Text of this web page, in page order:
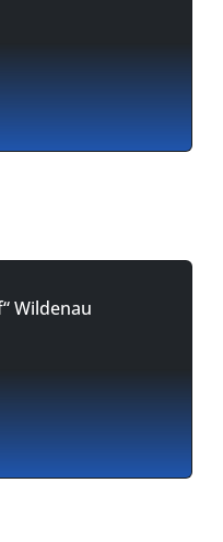
Wildenau